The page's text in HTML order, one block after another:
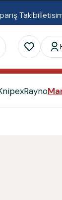
Takibi
Rayno